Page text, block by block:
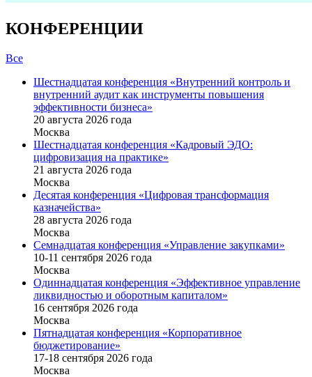
КОНФЕРЕНЦИИ
Все
Шестнадцатая конференция «Внутренний контроль и
внутренний аудит как инструменты повышения
эффективности бизнеса»
20 августа 2026 года
Москва
Шестнадцатая конференция «Кадровый ЭДО:
цифровизация на практике»
21 августа 2026 года
Москва
Десятая конференция «Цифровая трансформация
казначейства»
28 августа 2026 года
Москва
Семнадцатая конференция «Управление закупками»
10-11 сентября 2026 года
Москва
Одиннадцатая конференция «Эффективное управление
ликвидностью и оборотным капиталом»
16 cентября 2026 года
Москва
Пятнадцатая конференция «Корпоративное
бюджетирование»
17-18 сентября 2026 года
Москва